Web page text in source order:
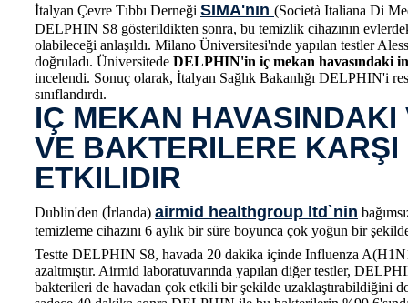
İtalyan Çevre Tıbbı Derneği SIMA'nın (Società Italiana Di
DELPHIN S8 gösterildikten sonra, bu temizlik cihazının
olabileceği anlaşıldı. Milano Üniversitesi'nde yapılan testler
doğruladı. Üniversitede DELPHIN'in iç mekan havasındaki
incelendi. Sonuç olarak, İtalyan Sağlık Bakanlığı DELPHIN'i
sınıflandırdı.
IÇ MEKAN HAVASINDAKI
VE BAKTERILERE
ETKILIDIR
Dublin'den (İrlanda) airmid healthgroup ltd`nin
temizleme cihazını 6 aylık bir süre boyunca çok yoğun bir
Testte DELPHIN S8, havada 20 dakika içinde Influenza
azaltmıştır. Airmid laboratuvarında yapılan diğer testler,
bakterileri de havadan çok etkili bir şekilde uzaklaştırabildiğini